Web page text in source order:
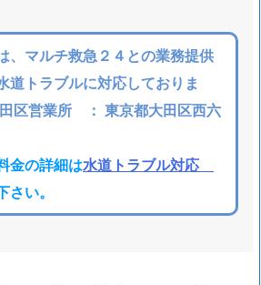
、マルチ救急２４との業務提供
道トラブルに対応しておりま
区営業所 ： 東京都大田区西六
の詳細は水道トラブル対応
さい。